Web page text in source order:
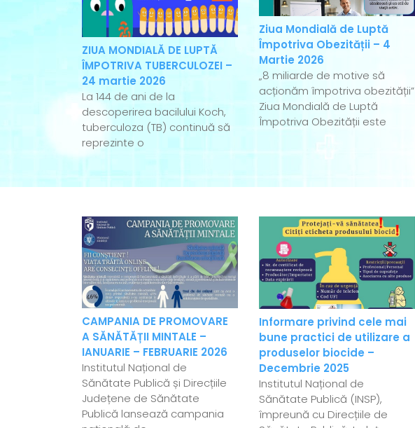
ZIUA MONDIALĂ DE LUPTĂ
ÎMPOTRIVA TUBERCULOZEI –
24 martie 2026
La 144 de ani de la
descoperirea bacilului Koch,
tuberculoza (TB) continuă să
reprezinte o
Ziua Mondială de Luptă
Împotriva Obezității – 4
Martie 2026
„8 miliarde de motive să
acționăm împotriva obezității”
Ziua Mondială de Luptă
Împotriva Obezității este
CAMPANIA DE PROMOVARE
A SĂNĂTĂȚII MINTALE –
IANUARIE – FEBRUARIE 2026
Institutul Național de
Sănătate Publică și Direcțiile
Județene de Sănătate
Publică lansează campania
Informare privind cele mai
bune practici de utilizare a
produselor biocide –
Decembrie 2025
Institutul Național de
Sănătate Publică (INSP),
împreună cu Direcțiile de